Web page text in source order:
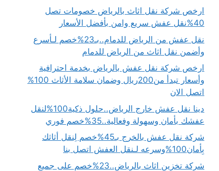
ارخص شركة نقل اثاث بالرياض خصومات تصل
40%نقل عفش سريع وامن بأفضل الأسعار
نقل عفش من الرياض للدمام..بـ23%خصم لـأسرع
وأضمن نقل اثاث من الرياض للدمام
ارخص شركة نقل عفش بالرياض بخدمة احترافية
وأسعار تبدأ من200ريال وضمان سلامة الأثاث 100%
اتصل الان
دينا نقل عفش خارج الرياض..حلول ذكية100%لنقل
عفشك بأمان وسهولة وفعالية..35%خصم فوري
شركة نقل عفش بالخرج بـ45%خصم لِنقل أثاثك
بِأمان100%وسرعه لـنقل العفش اتصل بنا
شركة تخزين اثاث بالرياض..23%خصم على جميع